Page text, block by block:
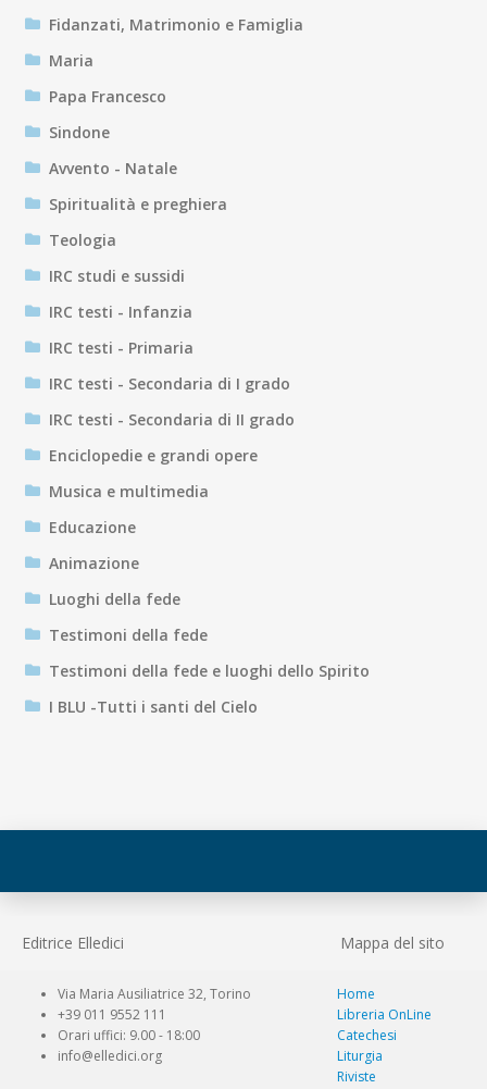
Fidanzati, Matrimonio e Famiglia
Maria
Papa Francesco
Sindone
Avvento - Natale
Spiritualità e preghiera
Teologia
IRC studi e sussidi
IRC testi - Infanzia
IRC testi - Primaria
IRC testi - Secondaria di I grado
IRC testi - Secondaria di II grado
Enciclopedie e grandi opere
Musica e multimedia
Educazione
Animazione
Luoghi della fede
Testimoni della fede
Testimoni della fede e luoghi dello Spirito
I BLU -Tutti i santi del Cielo
Editrice Elledici Mappa del sito
Via Maria Ausiliatrice 32, Torino
+39 011 9552 111
Orari uffici: 9.00 - 18:00
info@elledici.org
Home
Libreria OnLine
Catechesi
Liturgia
Riviste